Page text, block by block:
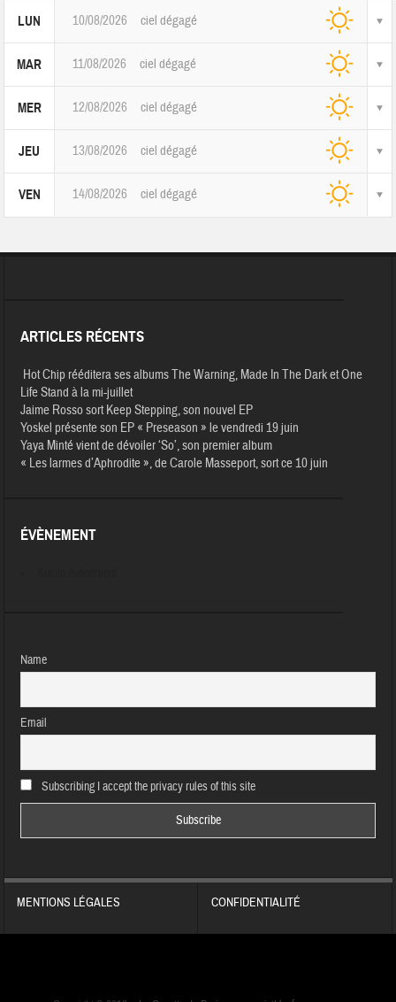
LUN 10/08/2026 ciel dégagé
MAR 11/08/2026 ciel dégagé
MER 12/08/2026 ciel dégagé
JEU 13/08/2026 ciel dégagé
VEN 14/08/2026 ciel dégagé
ARTICLES RÉCENTS
Hot Chip rééditera ses albums The Warning, Made In The Dark et One
Life Stand à la mi-juillet
Jaime Rosso sort Keep Stepping, son nouvel EP
Yoskel présente son EP « Preseason » le vendredi 19 juin
Yaya Minté vient de dévoiler ‘So’, son premier album
« Les larmes d’Aphrodite », de Carole Masseport, sort ce 10 juin
ÉVÈNEMENT
Name
Email
Subscribing I accept the privacy rules of this site
MENTIONS LÉGALES CONFIDENTIALITÉ